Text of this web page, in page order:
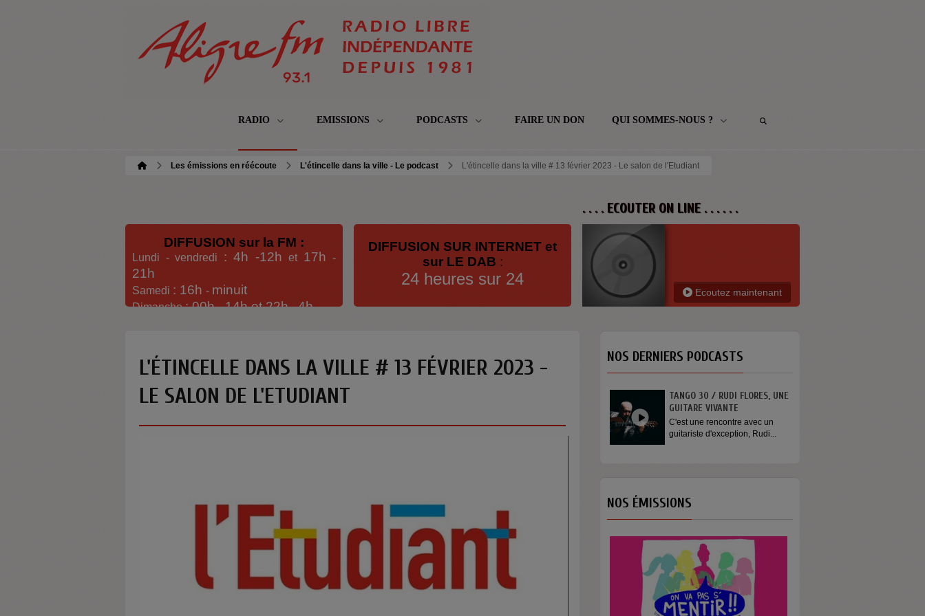
RADIO EMISSIONS PODCASTS FAIRE UN DON QUI SOMMES-NOUS ?
Les émissions en réécoute L'étincelle dans la ville - Le podcast L'étincelle dans la ville # 13 février 2023 - Le salon de l'Etudiant
DIFFUSION sur la FM :
Lundi - vendredi : 4h -12h et 17h -
21h
Samedi : 16h - minuit
Dimanche: 00h -14h et 22h-4h
DIFFUSION SUR INTERNET et
sur LE DAB :
24 heures sur 24
. . . . ECOUTER ON LINE . . . . . .
Ecoutez maintenant
L'ÉTINCELLE DANS LA VILLE # 13 FÉVRIER 2023 -
LE SALON DE L'ETUDIANT
NOS DERNIERS PODCASTS
TANGO 30 / RUDI FLORES, UNE
GUITARE VIVANTE
C'est une rencontre avec un
guitariste d'exception, Rudi...
NOS ÉMISSIONS